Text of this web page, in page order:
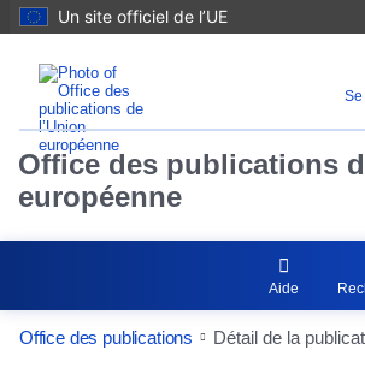
Un site officiel de l’UE
Office des publications
européenne
Aide
Office des publications Détail de la